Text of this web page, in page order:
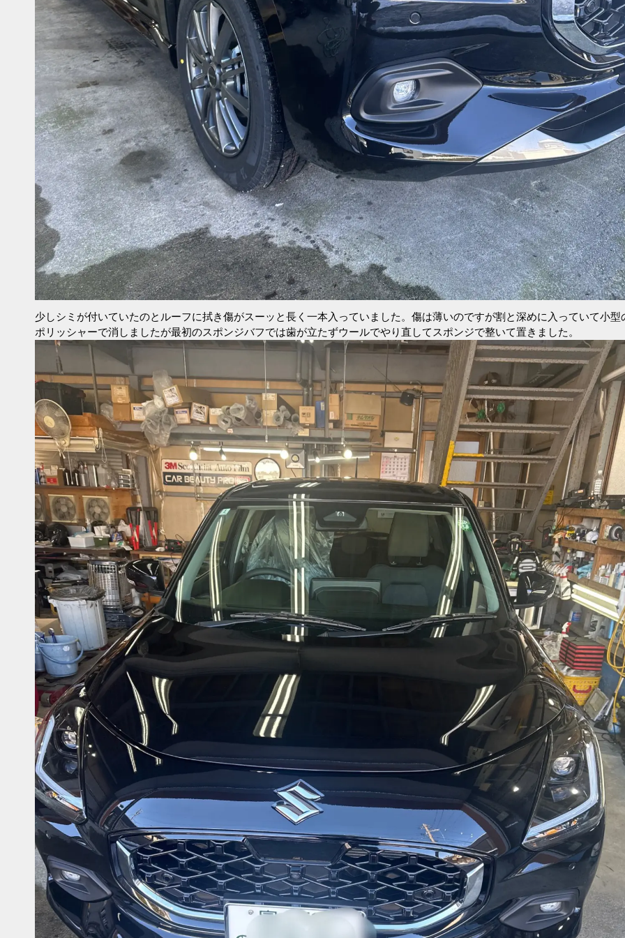
少しシミが付いていたのとルーフに拭き傷がスーッと長く一本入っていました。傷は薄いのですが割と深めに入っていて小型
ポリッシャーで消しましたが最初のスポンジバフでは歯が立たずウールでやり直してスポンジで整いて置きました。